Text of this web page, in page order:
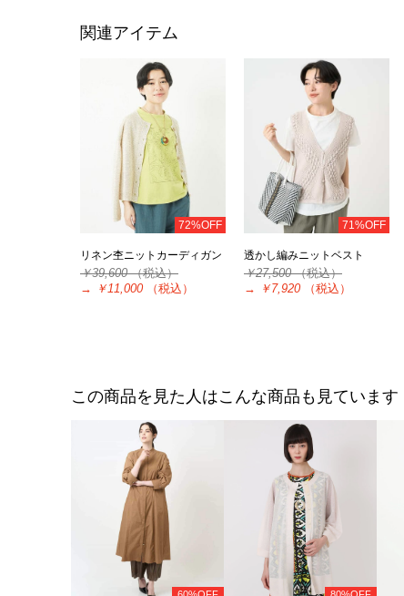
関連アイテム
72%OFF
リネン杢ニットカーディガン
￥39,600（税込）
→
￥11,000 （税込）
71%OFF
透かし編みニットベスト
￥27,500（税込）
→
￥7,920 （税込）
この商品を見た人はこんな商品も見ています